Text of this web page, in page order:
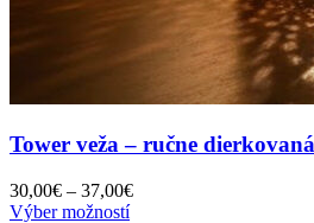
Tower veža – ručne
30,00€ – 37,00€Price
Výber možnostíTento